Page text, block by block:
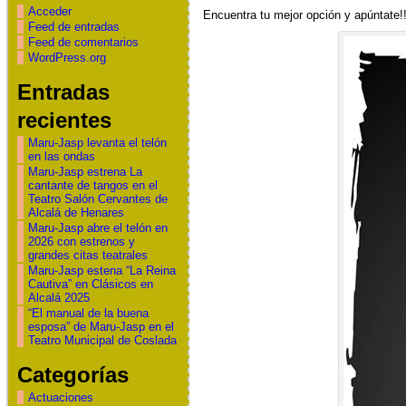
Acceder
Feed de entradas
Feed de comentarios
WordPress.org
Entradas
recientes
Maru-Jasp levanta el telón
en las ondas
Maru-Jasp estrena La
cantante de tangos en el
Teatro Salón Cervantes de
Alcalá de Henares
Maru-Jasp abre el telón en
2026 con estrenos y
grandes citas teatrales
Maru-Jasp estena “La Reina
Cautiva” en Clásicos en
Alcalá 2025
“El manual de la buena
esposa” de Maru-Jasp en el
Teatro Municipal de Coslada
Categorías
Actuaciones
Encuentra tu mejor opción y